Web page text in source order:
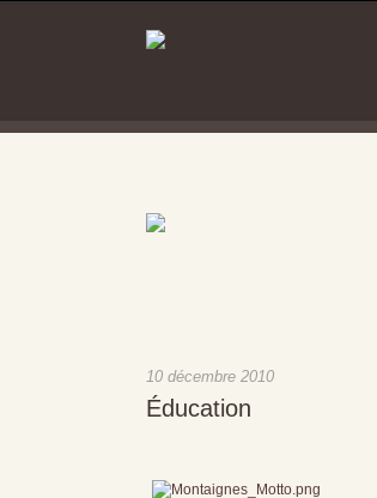
10 décembre 2010
Éducation